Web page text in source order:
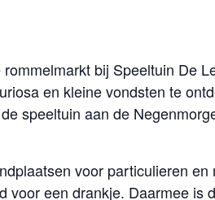
bij Speeltuin De
en kleine vondsten te
speeltuin aan de
voor particulieren en
een drankje. Daarmee is